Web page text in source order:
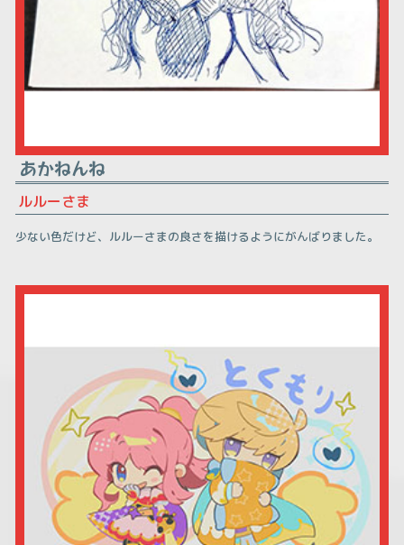
あかねんね
ルルーさま
少ない色だけど、ルルーさまの良さを描けるようにがんばりました。